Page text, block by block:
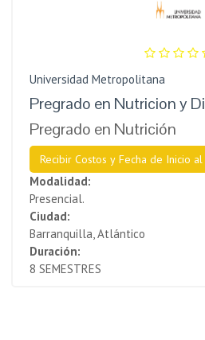
Universidad Metropolitana
Pregrado en Nutricion y
Pregrado en Nutrición
Recibir Costos y Fecha de Inicio
Modalidad:
Presencial.
Ciudad:
Barranquilla, Atlántico
Duración:
8 SEMESTRES